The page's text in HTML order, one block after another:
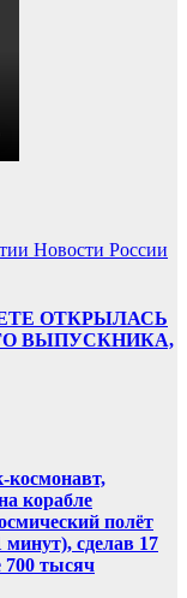
Новости России
ОТКРЫЛАСЬ
ВЫПУСКНИКА,
космонавт,
корабле
полёт
минут), сделав 17
700 тысяч